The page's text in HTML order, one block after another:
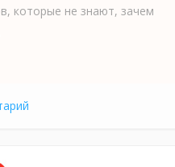
которые не знают, зачем